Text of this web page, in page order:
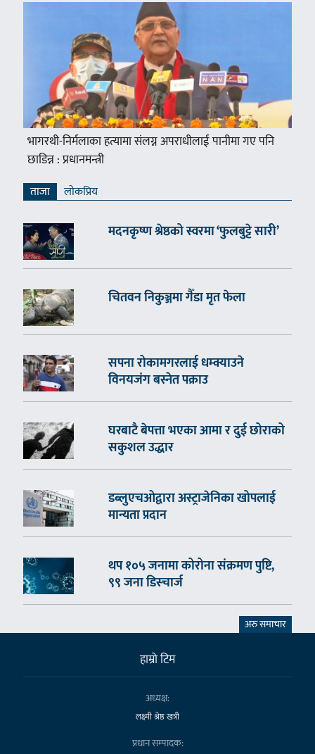
भागरथी-निर्मलाका हत्यामा संलग्न अपराधीलाई पानीमा गए पनि
छाडिन्न : प्रधानमन्त्री
ताजा लाेकप्रिय
मदनकृष्ण श्रेष्ठको स्वरमा ‘फुलबुट्टे सारी’
चितवन निकुञ्जमा गैँडा मृत फेला
सपना रोकामगरलाई धम्क्याउने
विनयजंग बस्नेत पक्राउ
घरबाटै बेपत्ता भएका आमा र दुई छोराको
सकुशल उद्धार
डब्लुएचओद्वारा अस्ट्राजेनिका खोपलाई
मान्यता प्रदान
थप १०५ जनामा कोरोना संक्रमण पुष्टि,
९९ जना डिस्चार्ज
अरु समाचार
हाम्राे टिम
अध्यक्ष:
लक्ष्मी श्रेष्ठ खत्री
प्रधान सम्पादक: